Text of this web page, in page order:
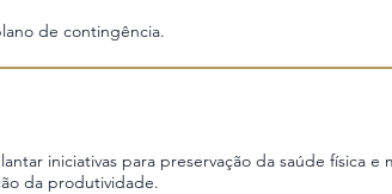
iniciativas para preservação da saúde física e
da produtividade.
de contingência.